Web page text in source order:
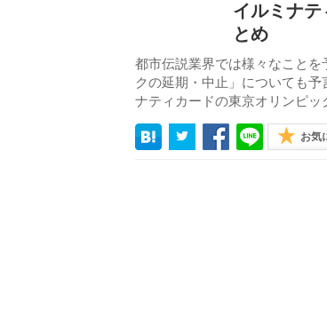
イルミナ
とめ
都市伝説業界では様々なこと
クの延期・中止」についても
ナティカードの東京オリンピッ
お気